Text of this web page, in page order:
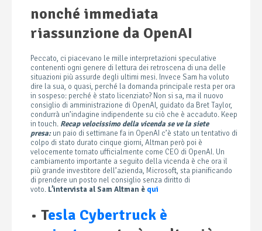
nonché immediata
riassunzione da OpenAI
Peccato, ci piacevano le mille interpretazioni speculative
contenenti ogni genere di lettura dei retroscena di una delle
situazioni più assurde degli ultimi mesi. Invece Sam ha voluto
dire la sua, o quasi, perché la domanda principale resta per ora
in sospeso: perché è stato licenziato? Non si sa, ma il nuovo
consiglio di amministrazione di OpenAI, guidato da Bret Taylor,
condurrà un’indagine indipendente su ciò che è accaduto. Keep
in touch. Recap velocissimo della vicenda se ve la siete
presa: un paio di settimane fa in OpenAI c’è stato un tentativo di
colpo di stato durato cinque giorni, Altman però poi è
velocemente tornato ufficialmente come CEO di OpenAI. Un
cambiamento importante a seguito della vicenda è che ora il
più grande investitore dell’azienda, Microsoft, sta pianificando
di prendere un posto nel consiglio senza diritto di
voto. L’intervista al Sam Altman è qui
• Tesla Cybertruck è